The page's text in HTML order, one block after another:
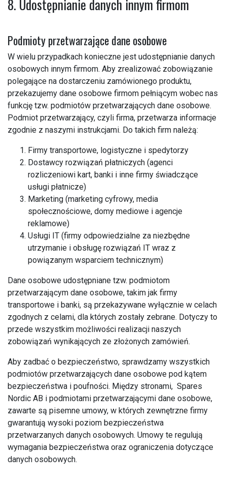
8. Udostępnianie danych innym firmom
Podmioty przetwarzające dane osobowe
W wielu przypadkach konieczne jest udostępnianie danych
osobowych innym firmom. Aby zrealizować zobowiązanie
polegające na dostarczeniu zamówionego produktu,
przekazujemy dane osobowe firmom pełniącym wobec nas
funkcję tzw. podmiotów przetwarzających dane osobowe.
Podmiot przetwarzający, czyli firma, przetwarza informacje
zgodnie z naszymi instrukcjami. Do takich firm należą:
Firmy transportowe, logistyczne i spedytorzy
Dostawcy rozwiązań płatniczych (agenci
rozliczeniowi kart, banki i inne firmy świadczące
usługi płatnicze)
Marketing (marketing cyfrowy, media
społecznościowe, domy mediowe i agencje
reklamowe)
Usługi IT (firmy odpowiedzialne za niezbędne
utrzymanie i obsługę rozwiązań IT wraz z
powiązanym wsparciem technicznym)
Dane osobowe udostępniane tzw. podmiotom
przetwarzającym dane osobowe, takim jak firmy
transportowe i banki, są przekazywane wyłącznie w celach
zgodnych z celami, dla których zostały zebrane. Dotyczy to
przede wszystkim możliwości realizacji naszych
zobowiązań wynikających ze złożonych zamówień.
Aby zadbać o bezpieczeństwo, sprawdzamy wszystkich
podmiotów przetwarzających dane osobowe pod kątem
bezpieczeństwa i poufności. Między stronami, Spares
Nordic AB i podmiotami przetwarzającymi dane osobowe,
zawarte są pisemne umowy, w których zewnętrzne firmy
gwarantują wysoki poziom bezpieczeństwa
przetwarzanych danych osobowych. Umowy te regulują
wymagania bezpieczeństwa oraz ograniczenia dotyczące
danych osobowych.